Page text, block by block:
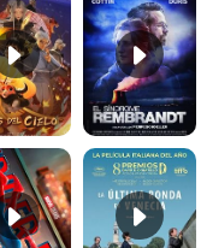
Spider-Man: Brand New Day Tráiler (3) La última ronda en Venecia Tráiler VOSE